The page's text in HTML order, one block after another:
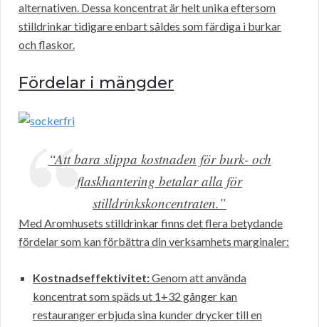
alternativen. Dessa koncentrat är helt unika eftersom
stilldrinkar tidigare enbart såldes som färdiga i burkar
och flaskor.
Fördelar i mängder
“Att bara slippa kostnaden för burk- och
flaskhantering betalar alla för
stilldrinkskoncentraten.”
Med Aromhusets stilldrinkar finns det flera betydande
fördelar som kan förbättra din verksamhets marginaler:
Kostnadseffektivitet:Genom att använda
koncentrat som späds ut 1+32 gånger kan
restauranger erbjuda sina kunder drycker till en